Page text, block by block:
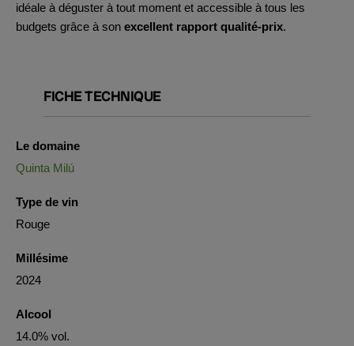
idéale à déguster à tout moment et accessible à tous les
budgets grâce à son excellent rapport qualité-prix.
FICHE TECHNIQUE
Le domaine
Quinta Milú
Type de vin
Rouge
Millésime
2024
Alcool
14.0% vol.